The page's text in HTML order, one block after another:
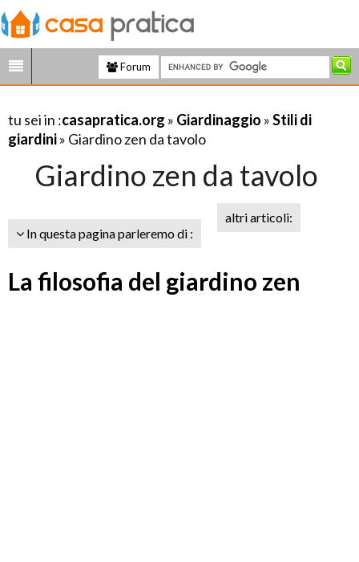
Forum
tu sei in :casapratica.org » Giardinaggio »Stili di
giardini» Giardino zen da tavolo
Giardino zen da tavolo
In questa pagina parleremo di :
altri articoli:
La filosofia del giardino zen